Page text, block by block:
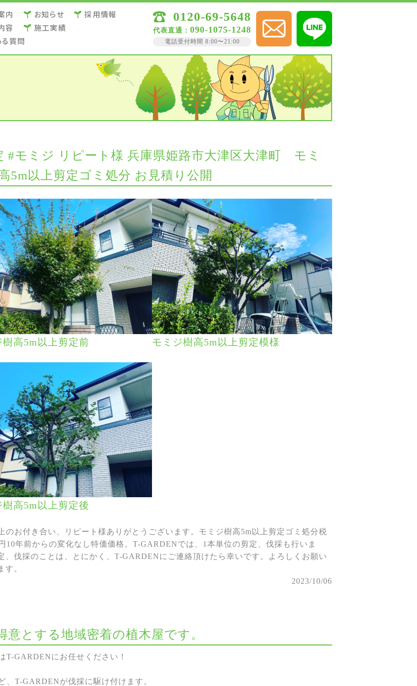
内 お知らせ
採用情報
容
施⼯実績
る質問
0120-69-5648
代表直通： 090-1075-1248
電話受付時間 8:00〜21:00
#モミジ リピート様 兵庫県姫路市大津区大津町 モミ
5m以上剪定ゴミ処分 お見積り公開
樹高5m以上剪定前 モミジ樹高5m以上剪定模様
樹高5m以上剪定後
のお付き合い、リピート様ありがとうございます。モミジ樹高5m以上剪定ゴミ処分税
10年前からの変化なし特価価格。T-GARDENでは、1本単位の剪定、伐採も行いま
、伐採のことは、とにかく、T-GARDENにご連絡頂けたら幸いです。よろしくお願い
す。
2023/10/06
意とする地域密着の植木屋です。
T-GARDENにお任せください！
、T-GARDENが伐採に駆け付けます。